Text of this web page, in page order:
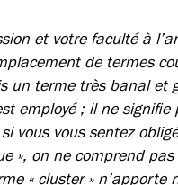
et votre faculté à
de termes
un terme très banal et
employé ; il ne signifie
vous vous sentez
», on ne comprend
« cluster »